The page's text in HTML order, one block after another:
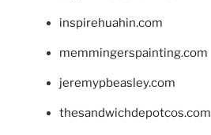
inspirehuahin.com
memmingerspainting.com
jeremypbeasley.com
thesandwichdepotcos.com